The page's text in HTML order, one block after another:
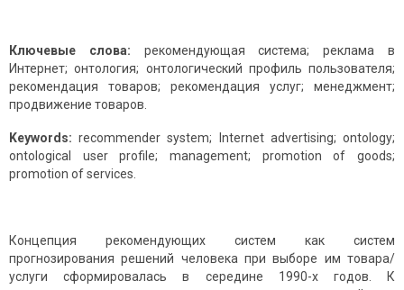
Ключевые слова: рекомендующая система; реклама в
Интернет; онтология; онтологический профиль пользователя;
рекомендация товаров; рекомендация услуг; менеджмент;
продвижение товаров.
Keywords:recommender system; Internet advertising; ontology;
ontological user profile; management; promotion of goods;
promotion of services.
Концепция рекомендующих систем как систем
прогнозирования решений человека при выборе им товара/
услуги сформировалась в середине 1990-х годов. К